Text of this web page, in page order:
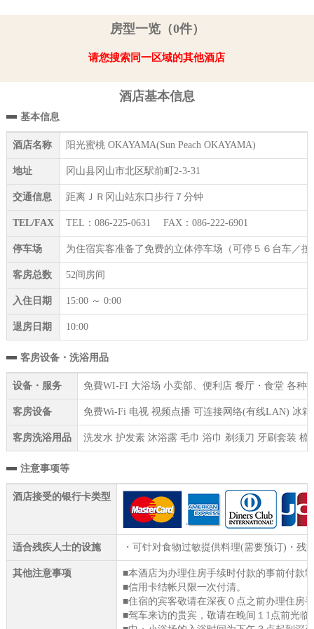
房型一览（0件）
请您搜索同一区域的其他酒店
酒店基本信息
基本信息
酒店名称 阳光蜜桃 OKAYAMA(Sun Peach OKAYAMA)
地址 冈山县冈山市北区駅前町2-3-31
交通信息 距离ＪＲ冈山站东口步行７分钟
TEL/FAX TEL：086-225-0631 FAX：086-222-6901
停车场 为住宿宾客准备了免费的立体停车场（可停５６台车／
客房总数 52间房间
入住日期 15:00 ～ 0:00
退房日期 10:00
客房设备・洗浴用品
设备・服务 免費WI-FI 大浴场 小卖部、便利店 餐厅・食堂 各种
客房设备 免费Wi-Fi 电视 视频点播 可连接网络(有线LAN) 冰
客房洗浴用品 洗发水 护发素 沐浴露 毛巾 浴巾 剃须刀 牙刷套装 梳
注意事项等
酒店接受的银行卡类型
适合残疾人士的设施 ・可针对食物过敏提供料理(需要预订)・
其他注意事项
■本酒店为办理住房手续时付款的事前付款
■信用卡结帐只限一次付清。
■住宿的宾客敬请在深夜０点之前办理住房
■驾车来访的贵宾，敬请在晚间１1点前光临